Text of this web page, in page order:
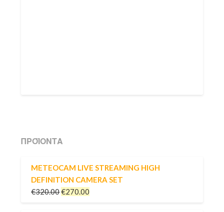
ΠΡΟΪΌΝΤΑ
METEOCAM LIVE STREAMING HIGH
DEFINITION CAMERA SET
€320.00€270.00